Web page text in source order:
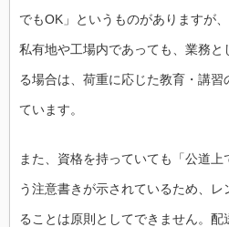
でもOK」というものがありますが
私有地や工場内であっても、業務
る場合は、荷重に応じた教育・講
ています。
また、資格を持っていても「公道
う注意書きが示されているため、
ることは原則としてできません。